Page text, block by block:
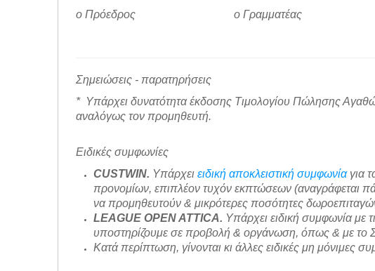
ο Πρόεδρος ο Γραμματέας
Σημειώσεις - παρατηρήσεις
* Υπάρχει δυνατότητα έκδοσης Τιμολογίου Πώλησης
αναλόγως τον προμηθευτή.
Ειδικές συμφωνίες
CUSTWIN. Υπάρχει ειδική αποκλειστική συμφωνίαγια
προνομίων, επιπλέον τυχόν εκπτώσεων (αναγράφεται
να προμηθευτούν & μικρότερες ποσότητες
LEAGUE OPEN ATTICA. Υπάρχει ειδική συμφωνία με
υποστηρίζουμε σε προβολή & οργάνωση, όπως & με το
Κατά περίπτωση, γίνονται κι άλλες ειδικές μη μόνιμες